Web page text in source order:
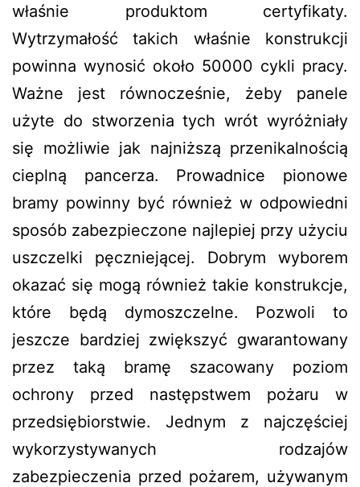
właśnie produktom certyfikaty.
Wytrzymałość takich właśnie konstrukcji
powinna wynosić około 50000 cykli pracy.
Ważne jest równocześnie, żeby panele
użyte do stworzenia tych wrót wyróżniały
się możliwie jak najniższą przenikalnością
cieplną pancerza. Prowadnice pionowe
bramy powinny być również w odpowiedni
sposób zabezpieczone najlepiej przy użyciu
uszczelki pęczniejącej. Dobrym wyborem
okazać się mogą również takie konstrukcje,
które będą dymoszczelne. Pozwoli to
jeszcze bardziej zwiększyć gwarantowany
przez taką bramę szacowany poziom
ochrony przed następstwem pożaru w
przedsiębiorstwie. Jednym z najczęściej
wykorzystywanych rodzajów
zabezpieczenia przed pożarem, używanym